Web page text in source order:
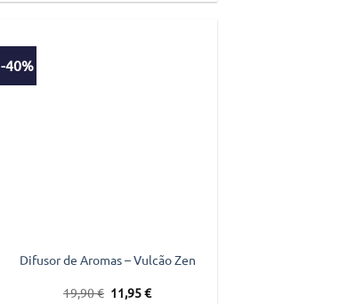
-40%
Difusor de Aromas – Vulcão Zen
19,90€ O
11,95€O